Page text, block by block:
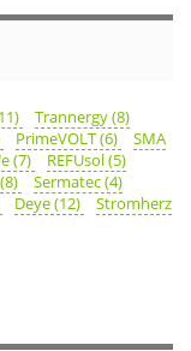
Trannergy (8)
PrimeVOLT (6)
SMA
(7)
REFUsol (5)
Sermatec (4)
Deye (12)
Stromherz